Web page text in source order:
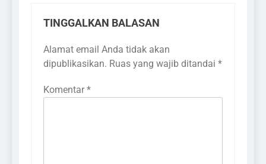
TINGGALKAN BALASAN
Alamat email Anda tidak akan
dipublikasikan. Ruas yang wajib ditandai *
Komentar *